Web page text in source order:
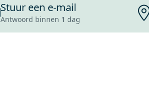
Stuur een e-mail
Antwoord binnen 1 dag